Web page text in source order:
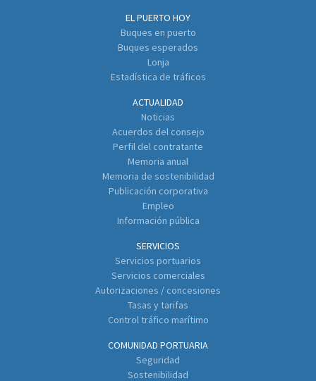
EL PUERTO HOY
Buques en puerto
Buques esperados
Lonja
Estadística de tráficos
ACTUALIDAD
Noticias
Acuerdos del consejo
Perfil del contratante
Memoria anual
Memoria de sostenibilidad
Publicación corporativa
Empleo
Información pública
SERVICIOS
Servicios portuarios
Servicios comerciales
Autorizaciones / concesiones
Tasas y tarifas
Control tráfico marítimo
COMUNIDAD PORTUARIA
Seguridad
Sostenibilidad